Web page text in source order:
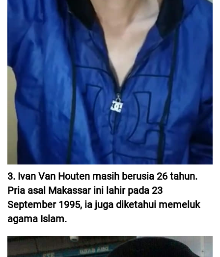
3. Ivan Van Houten masih berusia 26 tahun.
Pria asal Makassar ini lahir pada 23
September 1995, ia juga diketahui memeluk
agama Islam.